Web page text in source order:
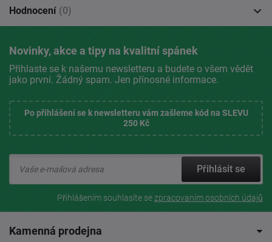
Hodnocení (0)
Novinky, akce a tipy na kvalitní spánek
Přihlaste se k našemu newsletteru a budete o všem vědět
jako první. Žádný spam. Jen přínosné informace.
Po přihlášení se k newsletteru vám zašleme kód na SLEVU
250 Kč
Přihlásit se
Přihlášením souhlasíte sezpracovaním osobních údajů
Kamenná prodejna